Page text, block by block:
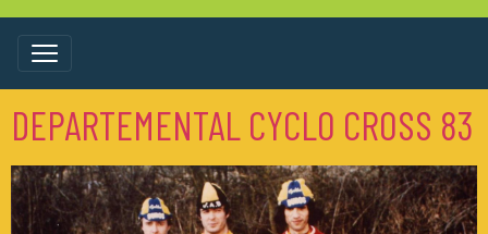
DEPARTEMENTAL CYCLO CROSS 83